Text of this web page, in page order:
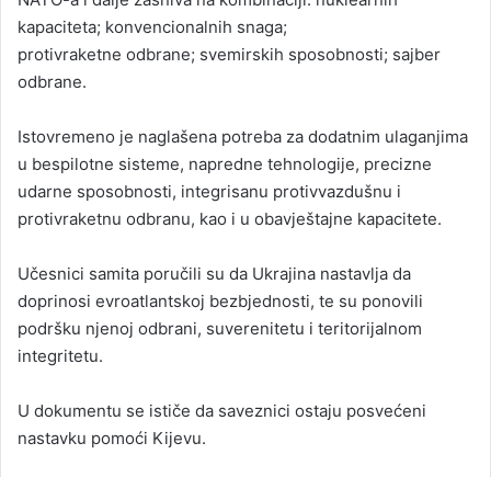
kapaciteta; konvencionalnih snaga;
protivraketne odbrane; svemirskih sposobnosti; sajber
odbrane.
Istovremeno je naglašena potreba za dodatnim ulaganjima
u bespilotne sisteme, napredne tehnologije, precizne
udarne sposobnosti, integrisanu protivvazdušnu i
protivraketnu odbranu, kao i u obavještajne kapacitete.
Učesnici samita poručili su da Ukrajina nastavlja da
doprinosi evroatlantskoj bezbjednosti, te su ponovili
podršku njenoj odbrani, suverenitetu i teritorijalnom
integritetu.
U dokumentu se ističe da saveznici ostaju posvećeni
nastavku pomoći Kijevu.